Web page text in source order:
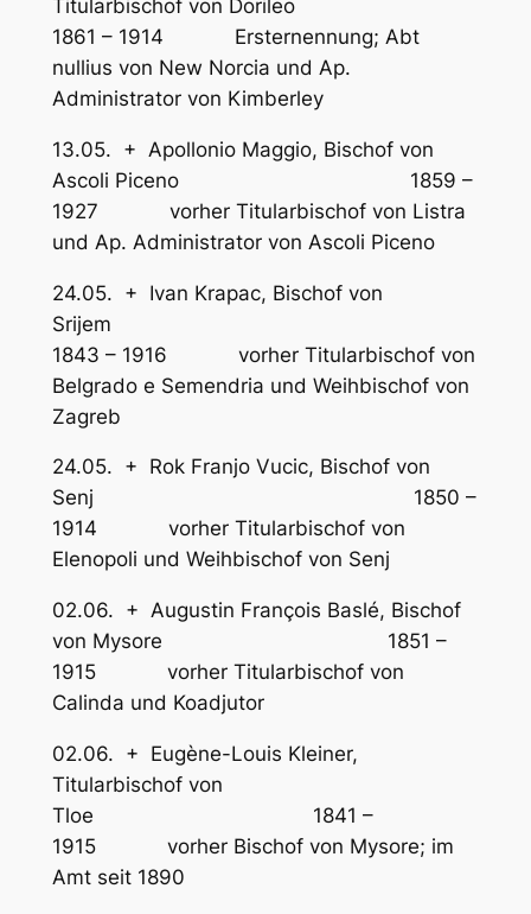
Titularbischof von Dorileo
1861 – 1914 Ersternennung; Abt
nullius von New Norcia und Ap.
Administrator von Kimberley
13.05. + Apollonio Maggio, Bischof von
Ascoli Piceno 1859 –
1927 vorher Titularbischof von Listra
und Ap. Administrator von Ascoli Piceno
24.05. + Ivan Krapac, Bischof von
Srijem
1843 – 1916 vorher Titularbischof von
Belgrado e Semendria und Weihbischof von
Zagreb
24.05. + Rok Franjo Vucic, Bischof von
Senj 1850 –
1914 vorher Titularbischof von
Elenopoli und Weihbischof von Senj
02.06. + Augustin François Baslé, Bischof
von Mysore 1851 –
1915 vorher Titularbischof von
Calinda und Koadjutor
02.06. + Eugène-Louis Kleiner,
Titularbischof von
Tloe 1841 –
1915 vorher Bischof von Mysore; im
Amt seit 1890